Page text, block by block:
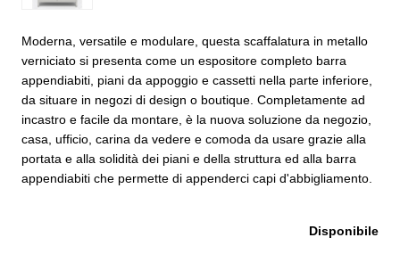
Moderna, versatile e modulare, questa scaffalatura in metallo
verniciato si presenta come un espositore completo barra
appendiabiti, piani da appoggio e cassetti nella parte inferiore,
da situare in negozi di design o boutique. Completamente ad
incastro e facile da montare, è la nuova soluzione da negozio,
casa, ufficio, carina da vedere e comoda da usare grazie alla
portata e alla solidità dei piani e della struttura ed alla barra
appendiabiti che permette di appenderci capi d'abbigliamento.
Disponibile